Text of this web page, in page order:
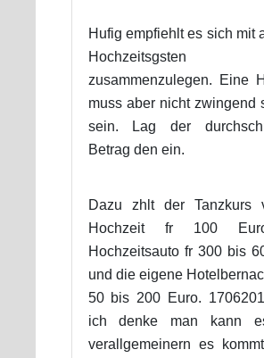
Hufig empfiehlt es sich mit
Hochzeitsgsten
zusammenzulegen. Eine
muss aber nicht zwingend
sein. Lag der
Betrag den ein.
Dazu zhlt der Tanzkurs
Hochzeit fr 100
Hochzeitsauto fr 300 bis
und die eigene
50 bis 200 Euro.
ich denke man kann
verallgemeinern es